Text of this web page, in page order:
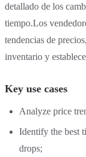
detallado de los
tiempo.Los
tendencias de
inventario y
Key use cases
Analyze price
Identify the best
drops;